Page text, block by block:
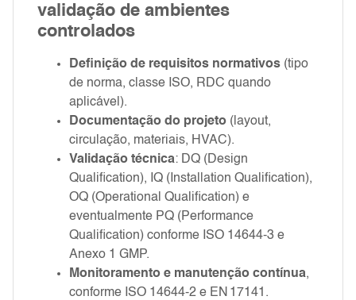
validação de ambientes
controlados
Definição de requisitos normativos (tipo
de norma, classe ISO, RDC quando
aplicável).
Documentação do projeto (layout,
circulação, materiais, HVAC).
Validação técnica: DQ (Design
Qualification), IQ (Installation Qualification),
OQ (Operational Qualification) e
eventualmente PQ (Performance
Qualification) conforme ISO 14644‑3 e
Anexo 1 GMP.
Monitoramento e manutenção contínua,
conforme ISO 14644‑2 e EN 17141.